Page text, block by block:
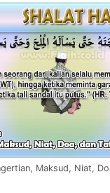
Maksud, Niat,